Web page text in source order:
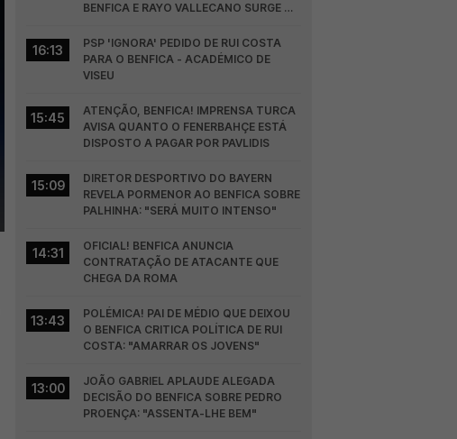
BENFICA E RAYO VALLECANO SURGE NA
16:13
PSP 'IGNORA' PEDIDO DE RUI COSTA
PARA O BENFICA - ACADÉMICO DE
VISEU
15:45
ATENÇÃO, BENFICA! IMPRENSA TURCA
AVISA QUANTO O FENERBAHÇE ESTÁ
DISPOSTO A PAGAR POR PAVLIDIS
15:09
DIRETOR DESPORTIVO DO BAYERN
REVELA PORMENOR AO BENFICA SOBRE
PALHINHA: "SERÁ MUITO INTENSO"
14:31
OFICIAL! BENFICA ANUNCIA
CONTRATAÇÃO DE ATACANTE QUE
CHEGA DA ROMA
13:43
POLÉMICA! PAI DE MÉDIO QUE DEIXOU
O BENFICA CRITICA POLÍTICA DE RUI
COSTA: "AMARRAR OS JOVENS"
13:00
JOÃO GABRIEL APLAUDE ALEGADA
DECISÃO DO BENFICA SOBRE PEDRO
PROENÇA: "ASSENTA-LHE BEM"